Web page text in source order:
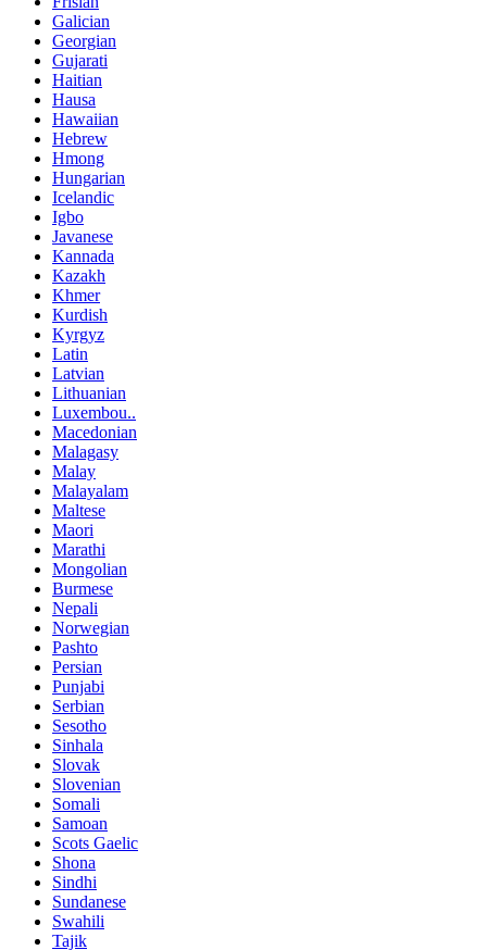
Galician
Georgian
Gujarati
Haitian
Hausa
Hawaiian
Hebrew
Hmong
Hungarian
Icelandic
Igbo
Javanese
Kannada
Kazakh
Khmer
Kurdish
Kyrgyz
Latin
Latvian
Lithuanian
Luxembou..
Macedonian
Malagasy
Malay
Malayalam
Maltese
Maori
Marathi
Mongolian
Burmese
Nepali
Norwegian
Pashto
Persian
Punjabi
Serbian
Sesotho
Sinhala
Slovak
Slovenian
Somali
Samoan
Scots Gaelic
Shona
Sindhi
Sundanese
Swahili
Tajik